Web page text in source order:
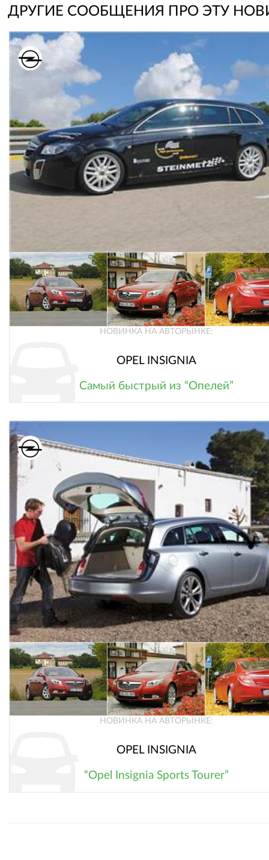
ДРУГИЕ СООБЩЕНИЯ ПРО ЭТУ
НОВИНКА НА АВТОРЫНКЕ:
OPEL INSIGNIA
Самый быстрый из “Опелей”
НОВИНКА НА АВТОРЫНКЕ:
OPEL INSIGNIA
“Opel Insignia Sports Tourer”